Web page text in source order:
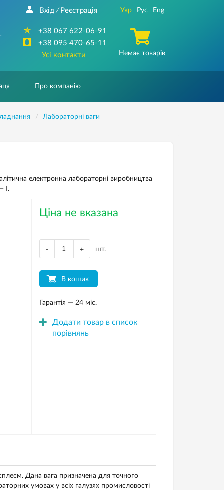
Вхід / Реєстрація
+38 067 622-06-91
+38 095 470-65-11
Усі контакти
Укр Рус Eng
Немає товарів
Про компанію
Лабораторні ваги
електронна лабораторні виробництва
I.
Ціна не вказана
- + шт.
В кошик
Гарантія — 24 міс.
Додати товар в список
порівнянь
Дана вага призначена для точного
умовах у всіх галузях промисловості